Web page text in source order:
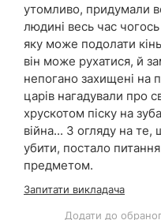
утомливо, придумали
людині весь час чогось
яку може подолати
він може рухатися, й
непогано захищені на
царів нагадували про
хрускотом піску на
війна... З огляду на
убити, постало
предметом.
Запитати викладача
Додати до